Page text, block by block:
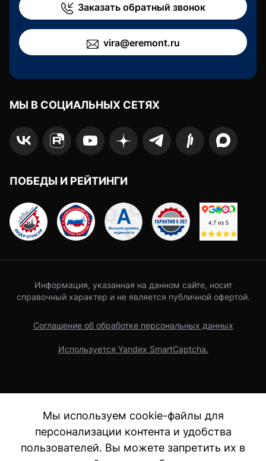
Заказать обратный звонок
vira@eremont.ru
МЫ В СОЦИАЛЬНЫХ СЕТЯХ
ПОБЕДЫ И РЕЙТИНГИ
Информация, указанная на данном сайте, носит
справочный характер и не является публичной офертой.
Соглашение об обработке персональных данных
Используется Yandex SmartCaptcha.
Мы используем cookie-файлы для
персонализации контента и удобства
пользователей. Вы можете запретить их в